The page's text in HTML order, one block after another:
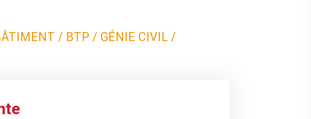
/ BTP / GÉNIE CIVIL /